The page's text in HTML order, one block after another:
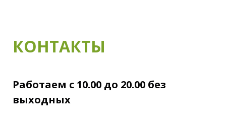
КОНТАКТЫ
Работаем с 10.00 до 20.00 без
выходных